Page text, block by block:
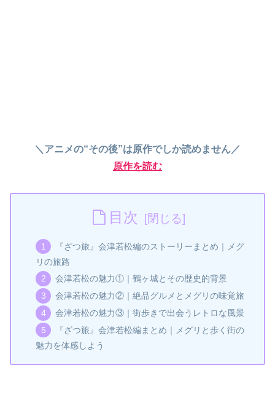
＼アニメの“その後”は原作でしか読めません／
原作を読む
目次
『ざつ旅』会津若松編のストーリーまとめ｜メグ
リの旅路
会津若松の魅力①｜鶴ヶ城とその歴史的背景
会津若松の魅力②｜絶品グルメとメグリの味覚旅
会津若松の魅力③｜街歩きで出会うレトロな風景
『ざつ旅』会津若松編まとめ｜メグリと歩く街の
魅力を体感しよう